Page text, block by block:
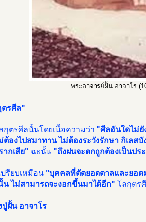
พระอาจารย์ฝั้น อาจาโร
ตรศีล"
กุตรศีลนั้นโดยเนื้อความว่า "ศีลอันใดไม่ยั
ต้องไปสมาทาน ไม่ต้องระวังรักษา กิเลสบั
ากเสีย" ฉะนั้น "ถึงฝนจะตกถูกต้องเป็นปร
ปรียบเหมือน "บุคคลที่ตัดยอดตาลและยอด
น ไม่สามารถจะงอกขึ้นมาได้อีก" โลกุตร
ปู่ฝั้น อาจาโร